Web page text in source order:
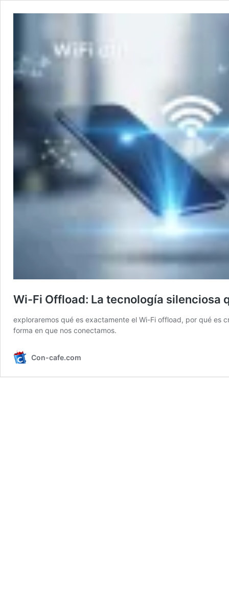
Wi-Fi Offload: La tecnología silenciosa
exploraremos qué es exactamente el Wi-Fi offload, por qué es
forma en que nos conectamos.
Con-cafe.com